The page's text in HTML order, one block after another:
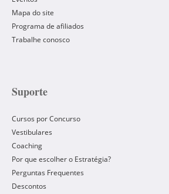
Mapa do site
Programa de afiliados
Trabalhe conosco
Suporte
Cursos por Concurso
Vestibulares
Coaching
Por que escolher o Estratégia?
Perguntas Frequentes
Descontos